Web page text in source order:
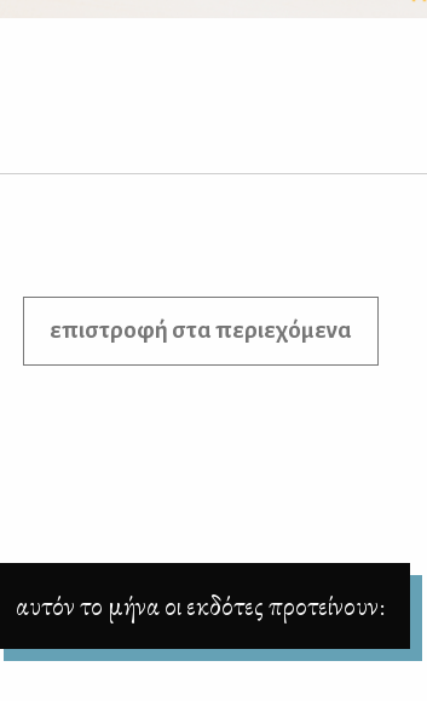
επιστροφή στα περιεχόμενα
αυτόν το μήνα οι εκδότες προτείνουν: